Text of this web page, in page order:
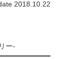
2018.10.22
ー-